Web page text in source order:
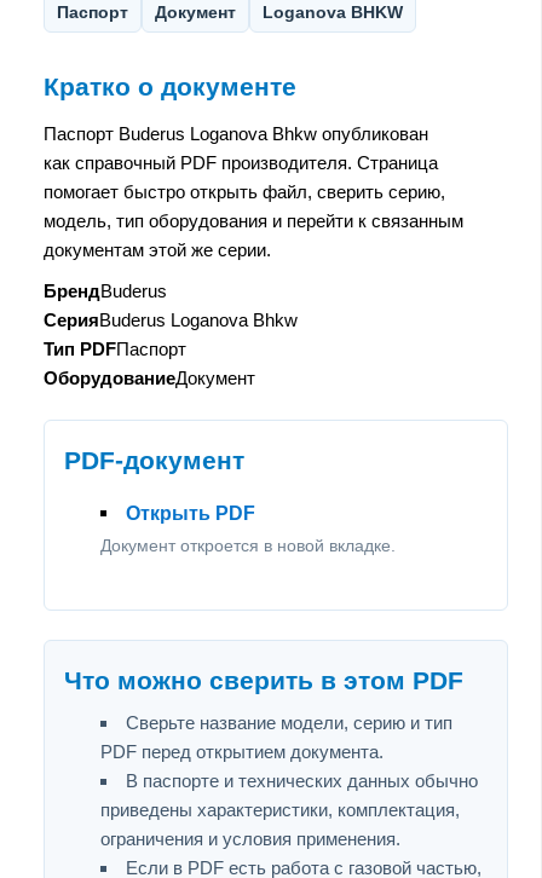
Паспорт Документ Loganova BHKW
Кратко о документе
Паспорт Buderus Loganova Bhkw опубликован
как справочный PDF производителя. Страница
помогает быстро открыть файл, сверить серию,
модель, тип оборудования и перейти к связанным
документам этой же серии.
БрендBuderus
СерияBuderus Loganova Bhkw
Тип PDFПаспорт
ОборудованиеДокумент
PDF-документ
Открыть PDF
Документ откроется в новой вкладке.
Что можно сверить в этом PDF
Сверьте название модели, серию и тип
PDF перед открытием документа.
В паспорте и технических данных обычно
приведены характеристики, комплектация,
ограничения и условия применения.
Если в PDF есть работа с газовой частью,